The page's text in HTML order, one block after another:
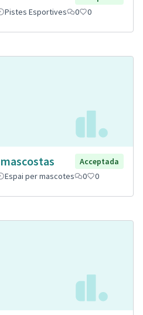
Pistes Esportives 0 0
Acceptada
Espai per mascotes 0 0